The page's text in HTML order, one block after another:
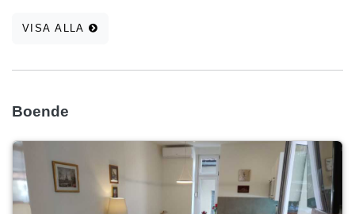
VISA ALLA
Boende